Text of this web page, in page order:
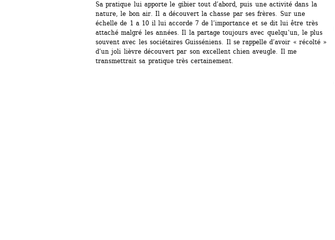
Sa pratique lui apporte le gibier tout d’abord, puis une activité dans la
nature, le bon air. Il a découvert la chasse par ses frères. Sur une
échelle de 1 a 10 il lui accorde 7 de l’importance et se dit lui être très
attaché malgré les années. Il la partage toujours avec quelqu’un, le plus
souvent avec les sociétaires Guisséniens. Il se rappelle d’avoir « récolté »
d’un joli lièvre découvert par son excellent chien aveugle. Il me
transmettrait sa pratique très certainement.